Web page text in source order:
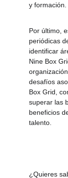
y formación.
Por último,
periódicas
identificar
Nine Box
desafíos
Box Grid,
superar las
beneficios
talento.
¿Quieres